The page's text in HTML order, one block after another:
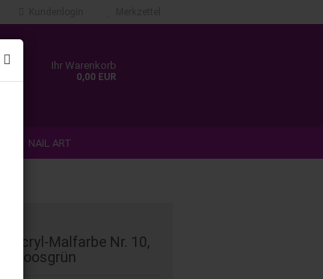
Ihr Warenkorb
0,00 EUR
NAIL ART
Acryl-Malfarbe Nr. 10,
Moosgrün